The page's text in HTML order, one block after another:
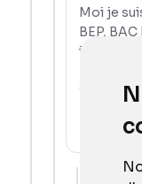
Moi je
BEP,
info. Si tu
faciles